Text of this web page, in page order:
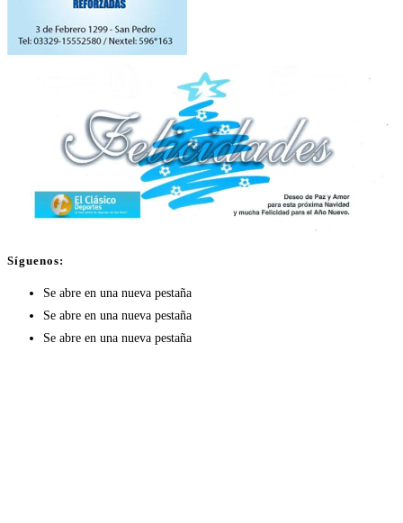
Síguenos:
Se abre en una nueva pestaña
Se abre en una nueva pestaña
Se abre en una nueva pestaña